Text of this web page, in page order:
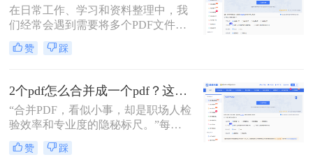
在日常工作、学习和资料整理中，我
们经常会遇到需要将多个PDF文件合
并为一个的情况。无论是整合多个章
节的电子书、汇总一份报告的各个部
PDF文档，掌握高效、可靠的PDF合
并技能至关重要。市面上有许多工具
可以实现这一功能，但各有优劣。那
么两个pdf文件怎么合并到一起呢？本
文将为您详细介绍四种主流且有效的
方法，从在线工具的便捷到专业软件
赞 踩
2个pdf怎么合并成一个pdf？这3个方法让你效率翻倍，安全省心！
“合并PDF，看似小事，却是职场人检
验效率和专业度的隐秘标尺。”每到
月底汇总报告、项目结案需整合多方
资料，或是自媒体朋友整理拍摄脚本
赞 踩